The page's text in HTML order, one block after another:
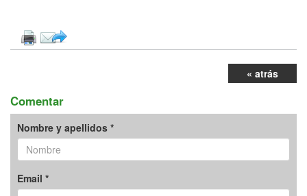
« atrás
Comentar
Nombre y apellidos *
Email *